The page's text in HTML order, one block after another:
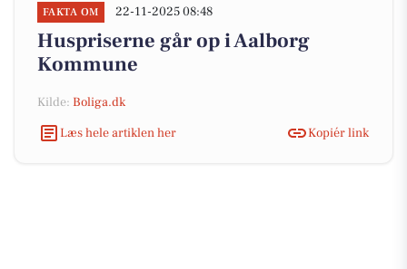
FAKTA OM 22-11-2025 08:48
Huspriserne går op i Aalborg
Kommune
Kilde: Boliga.dk
Læs hele artiklen her
Kopiér link